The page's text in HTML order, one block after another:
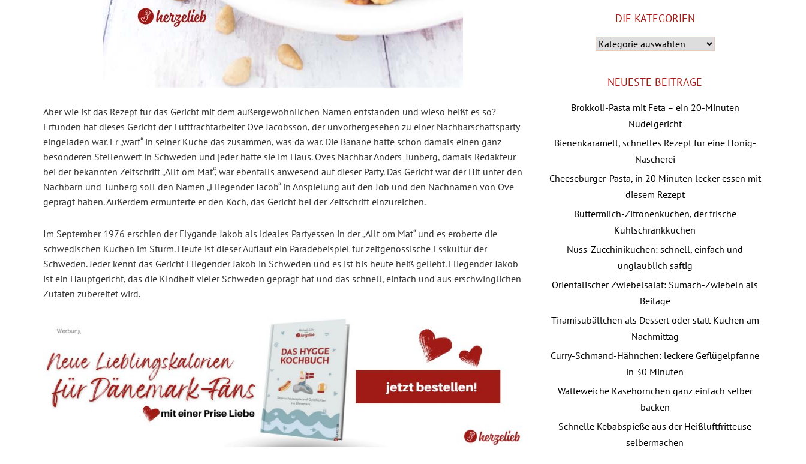
Aber wie ist das Rezept für das Gericht mit dem außergewöhnlichen Namen entstanden und wieso heißt es so?
Erfunden hat dieses Gericht der Luftfrachtarbeiter Ove Jacobsson, der unvorhergesehen zu einer Nachbarschaftsparty
eingeladen war. Er „warf“ in seiner Küche das zusammen, was da war. Die Banane hatte schon damals einen ganz
besonderen Stellenwert in Schweden und jeder hatte sie im Haus. Oves NachbarAnders Tunberg, damals Redakteur
bei der bekannten Zeitschrift „Allt om Mat“, war ebenfalls anwesend auf dieser Party. Das Gericht war der Hit unter den
Nachbarn und Tunberg soll den Namen „Fliegender Jacob“ in Anspielung auf den Job und den Nachnamen von Ove
geprägt haben. Außerdem ermunterte er den Koch, das Gericht bei der Zeitschrift einzureichen.
Im September 1976 erschien der Flygande Jakob als ideales Partyessen in der „Allt om Mat“ und es eroberte die
schwedischen Küchen im Sturm. Heute ist dieser Auflauf ein Paradebeispiel für zeitgenössische Esskultur der
Schweden. Jeder kennt das Gericht Fliegender Jakob in Schweden und es ist bis heute heiß geliebt. Fliegender Jakob
ist ein Hauptgericht, das die Kindheit vieler Schweden geprägt hat und das schnell, einfach und aus erschwinglichen
Zutaten zubereitet wird.
DIE KATEGORIEN
NEUESTE BEITRÄGE
Brokkoli-Pasta mit Feta – ein 20-Minuten
Nudelgericht
Bienenkaramell, schnelles Rezept für eine Honig-
Nascherei
Cheeseburger-Pasta, in 20 Minuten lecker essen mit
diesem Rezept
Buttermilch-Zitronenkuchen, der frische
Kühlschrankkuchen
Nuss-Zucchinikuchen: schnell, einfach und
unglaublich saftig
Orientalischer Zwiebelsalat: Sumach-Zwiebeln als
Beilage
Tiramisubällchen als Dessert oder statt Kuchen am
Nachmittag
Curry-Schmand-Hähnchen: leckere Geflügelpfanne
in 30 Minuten
Watteweiche Käsehörnchen ganz einfach selber
backen
Schnelle Kebabspieße aus der Heißluftfritteuse
selbermachen